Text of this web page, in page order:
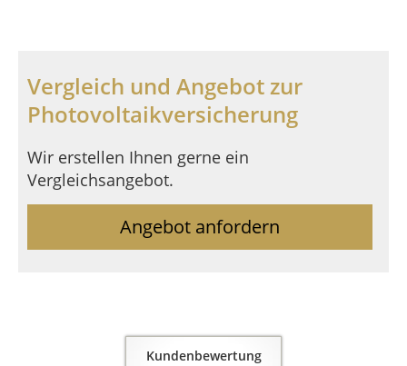
Vergleich und Angebot zur
Photovoltaikversicherung
Wir erstellen Ihnen gerne ein
Vergleichsangebot.
Angebot anfordern
Kundenbewertung